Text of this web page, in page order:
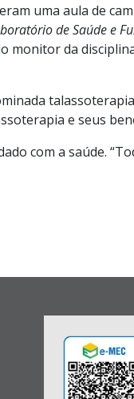
uma aula de
de Saúde e
monitor da
e seus
com a saúde.